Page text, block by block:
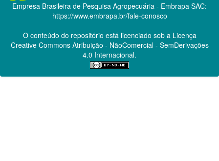
Empresa Brasileira de Pesquisa Agropecuária - Embrapa SAC:
https://www.embrapa.br/fale-conosco
O conteúdo do repositório está licenciado sob a Licença
Creative CommonsAtribuição - NãoComercial - SemDerivações
4.0 Internacional.